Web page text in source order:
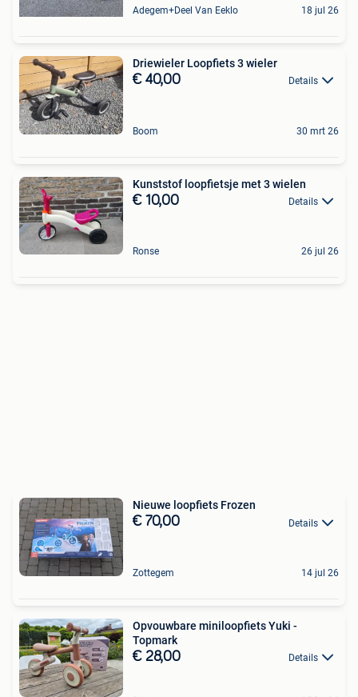
Adegem+Deel Van Eeklo 18 jul 26
Driewieler Loopfiets 3 wieler
€ 40,00 Details
Boom 30 mrt 26
Kunststof loopfietsje met 3 wielen
€ 10,00 Details
Ronse 26 jul 26
Nieuwe loopfiets Frozen
€ 70,00 Details
Zottegem 14 jul 26
Opvouwbare miniloopfiets Yuki -
Topmark
€ 28,00 Details